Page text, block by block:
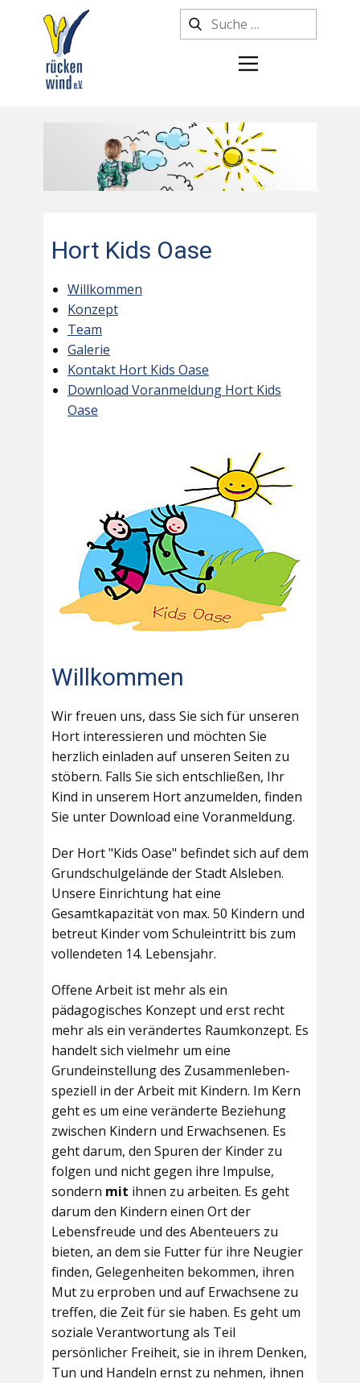
Hort Kids Oase
Willkommen
Konzept
Team
Galerie
Kontakt Hort Kids Oase
Download Voranmeldung Hort Kids
Oase
Willkommen
Wir freuen uns, dass Sie sich für unseren
Hort interessieren und möchten Sie
herzlich einladen auf unseren Seiten zu
stöbern. Falls Sie sich entschließen, Ihr
Kind in unserem Hort anzumelden, finden
Sie unter Download eine Voranmeldung.
Der Hort "Kids Oase" befindet sich auf dem
Grundschulgelände der Stadt Alsleben.
Unsere Einrichtung hat eine
Gesamtkapazität von max. 50 Kindern und
betreut Kinder vom Schuleintritt bis zum
vollendeten 14. Lebensjahr.
Offene Arbeit ist mehr als ein
pädagogisches Konzept und erst recht
mehr als ein verändertes Raumkonzept. Es
handelt sich vielmehr um eine
Grundeinstellung des Zusammenleben-
speziell in der Arbeit mit Kindern. Im Kern
geht es um eine veränderte Beziehung
zwischen Kindern und Erwachsenen. Es
geht darum, den Spuren der Kinder zu
folgen und nicht gegen ihre Impulse,
sondern mit ihnen zu arbeiten. Es geht
darum den Kindern einen Ort der
Lebensfreude und des Abenteuers zu
bieten, an dem sie Futter für ihre Neugier
finden, Gelegenheiten bekommen, ihren
Mut zu erproben und auf Erwachsene zu
treffen, die Zeit für sie haben. Es geht um
soziale Verantwortung als Teil
persönlicher Freiheit, sie in ihrem Denken,
Tun und Handeln ernst zu nehmen, ihnen